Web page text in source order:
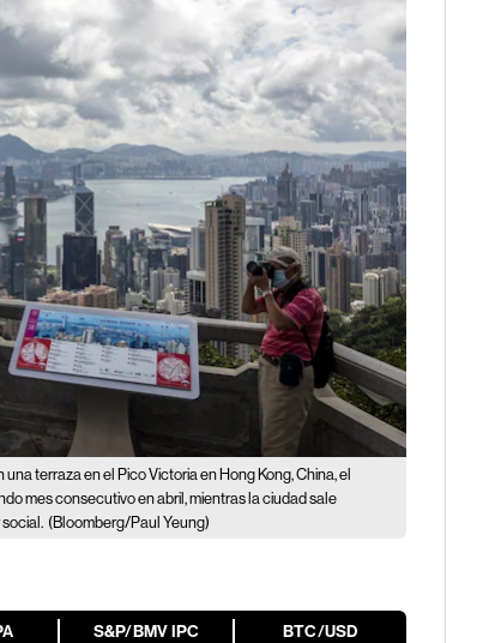
terraza en el Pico Victoria en Hong Kong, China, el
mes consecutivo en abril, mientras la ciudad sale
(Bloomberg/Paul Yeung)
S&P/BMV IPC BTC/USD